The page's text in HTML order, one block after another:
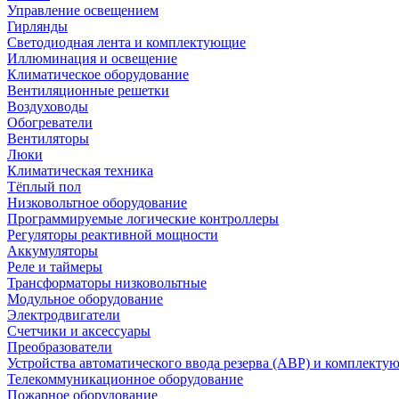
Управление освещением
Гирлянды
Светодиодная лента и комплектующие
Иллюминация и освещение
Климатическое оборудование
Вентиляционные решетки
Воздуховоды
Обогреватели
Вентиляторы
Люки
Климатическая техника
Тёплый пол
Низковольтное оборудование
Программируемые логические контроллеры
Регуляторы реактивной мощности
Аккумуляторы
Реле и таймеры
Трансформаторы низковольтные
Модульное оборудование
Электродвигатели
Счетчики и аксессуары
Преобразователи
Устройства автоматического ввода резерва (АВР) и
Телекоммуникационное оборудование
Пожарное оборудование